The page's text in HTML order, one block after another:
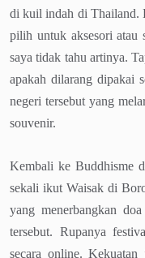
di kuil indah di Thailand.
pilih untuk aksesori atau
saya tidak tahu artinya.
apakah dilarang dipakai
negeri tersebut yang
souvenir.
Kembali ke Buddhisme
sekali ikut Waisak di
yang menerbangkan
tersebut. Rupanya
secara online.